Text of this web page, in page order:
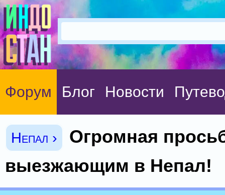
Форум Блог Новости
Непал ›
Огромная
выезжающим в Непал!